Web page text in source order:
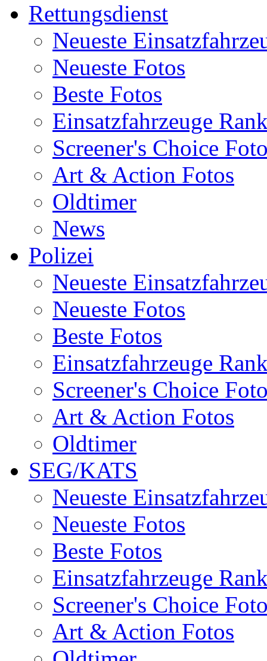
Rettungsdienst
Neueste
Neueste Fotos
Beste Fotos
Einsatzfahrzeuge
Screener's Choice
Art & Action Fotos
Oldtimer
News
Polizei
Neueste
Neueste Fotos
Beste Fotos
Einsatzfahrzeuge
Screener's Choice
Art & Action Fotos
Oldtimer
SEG/KATS
Neueste
Neueste Fotos
Beste Fotos
Einsatzfahrzeuge
Screener's Choice
Art & Action Fotos